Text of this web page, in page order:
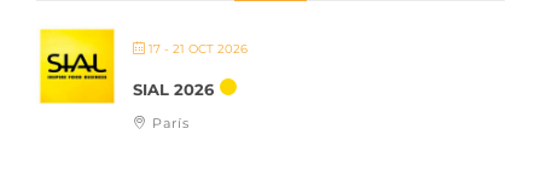
17 - 21 OCT 2026
SIAL 2026
París